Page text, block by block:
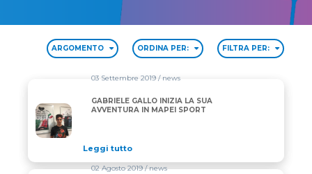
ARGOMENTO ORDINA PER: FILTRA PER:
GABRIELE GALLO INIZIA LA SUA AVVENTURA IN
03 Settembre 2019/ news
GABRIELE GALLO INIZIA LA SUA
AVVENTURA IN MAPEI SPORT
Leggi tutto
02 Agosto 2019/ news